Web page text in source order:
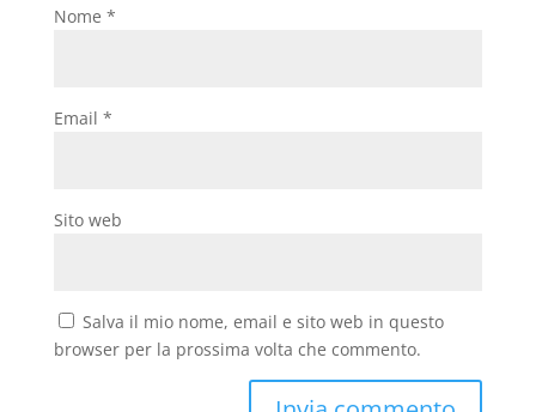
Nome *
Email *
Sito web
Salva il mio nome, email e sito web in questo
browser per la prossima volta che commento.